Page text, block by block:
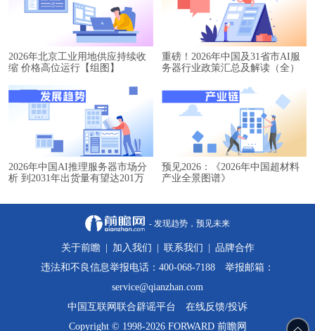
2026年北京工业用地供应持续收
缩 价格高位运行【组图】
重磅！2026年中国及31省市AI服
务器行业政策汇总及解读（全）
2026年中国AI推理服务器市场分
析 到2031年出货量有望达201万
预见2026：《2026年中国超材料
产业全景图谱》
- 发现趋势，预见未来
关于前瞻 加入我们 联系我们
品牌合作
违法和不良信息举报电话：400-068-7188 举报邮箱：
service@qianzhan.com
中国互联网联合辟谣平台
在线反馈/投诉
Copyright © 1998-2026 FORWARD 前瞻网